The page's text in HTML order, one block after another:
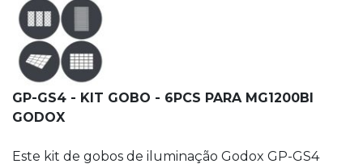
GP-GS4 - KIT GOBO - 6PCS PARA MG1200BI
GODOX
Este kit de gobos de iluminação Godox GP-GS4